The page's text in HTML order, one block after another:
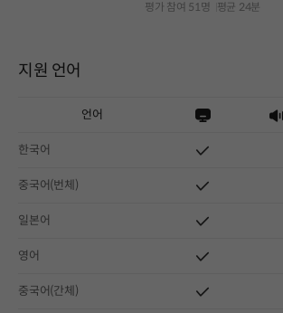
평가 참여 51명 평균 24분
지원 언어
언어
한국어
중국어(번체)
일본어
영어
중국어(간체)